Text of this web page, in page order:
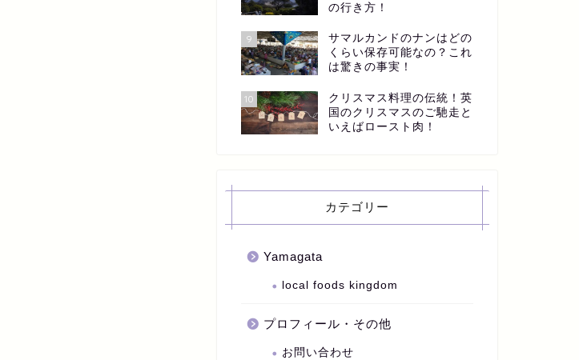
の行き方！
9
サマルカンドのナンはどの
くらい保存可能なの？これ
は驚きの事実！
10
クリスマス料理の伝統！英
国のクリスマスのご馳走と
いえばロースト肉！
カテゴリー
Yamagata
local foods kingdom
プロフィール・その他
お問い合わせ